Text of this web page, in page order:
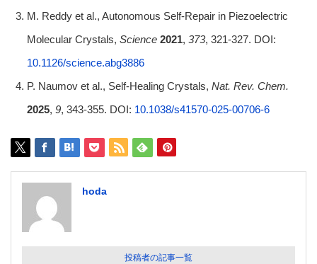
M. Reddy et al., Autonomous Self-Repair in Piezoelectric
Molecular Crystals, Science 2021, 373, 321-327. DOI:
10.1126/science.abg3886
P. Naumov et al., Self-Healing Crystals, Nat. Rev. Chem.
2025, 9, 343-355. DOI: 10.1038/s41570-025-00706-6
hoda
投稿者の記事一覧